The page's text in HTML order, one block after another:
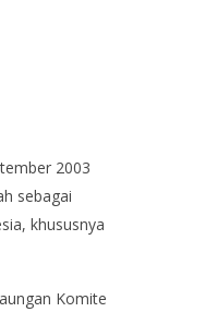
2003
sebagai
khususnya
Komite